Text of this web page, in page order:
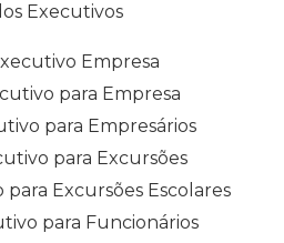
Executivos
Empresa
para Empresa
para Empresários
para Excursões
Excursões Escolares
para Funcionários